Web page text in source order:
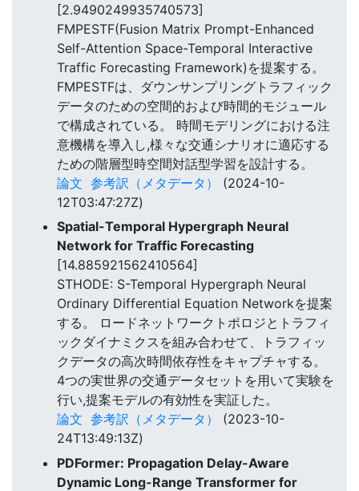
[2.9490249935740573]
FMPESTF(Fusion Matrix Prompt-Enhanced
Self-Attention Space-Temporal Interactive
Traffic Forecasting Framework)を提案する。
FMPESTFは、ダウンサンプリングトラフィック
データのための空間的および時間的モジュール
で構成されている。 時間モデリングにおける注
意機構を導入し,様々な交通シナリオに適応する
ための階層型時空間対話型学習を設計する。
論文 参考訳（メタデータ）
(2024-10-
12T03:47:27Z)
Spatial-Temporal Hypergraph Neural
Network for Traffic Forecasting
[14.885921562410564]
STHODE: S-Temporal Hypergraph Neural
Ordinary Differential Equation Networkを提案
する。 ロードネットワークトポロジとトラフィ
ックダイナミクスを組み合わせて、トラフィッ
クデータの高次時間依存性をキャプチャする。
4つの実世界の交通データセットを用いて実験を
行い,提案モデルの有効性を実証した。
論文 参考訳（メタデータ）
(2023-10-
24T13:49:13Z)
PDFormer: Propagation Delay-Aware
Dynamic Long-Range Transformer for